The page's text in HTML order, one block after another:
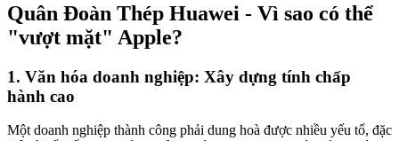
Quân Đoàn Thép Huawei - Vì sao có thể
"vượt mặt" Apple?
1. Văn hóa doanh nghiệp: Xây dựng tính chấp
hành cao
Một doanh nghiệp thành công phải dung hoà được nhiều yếu tố, đặc